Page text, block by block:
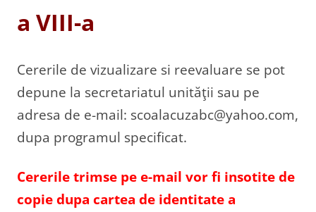
a VIII-a
Cererile de vizualizare si reevaluare se pot
depune la secretariatul unităţii sau pe
adresa de e-mail: scoalacuzabc@yahoo.com,
dupa programul specificat.
Cererile trimse pe e-mail vor fi insotite de
copie dupa cartea de identitate a